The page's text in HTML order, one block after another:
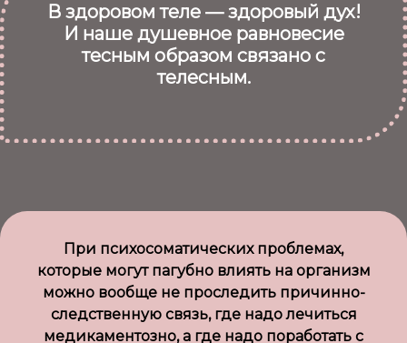
В здоровом теле — здоровый дух!
И наше душевное равновесие
тесным образом связано с
телесным.
При психосоматических проблемах,
которые могут пагубно влиять на организм
можно вообще не проследить причинно-
следственную связь, где надо лечиться
медикаментозно, а где надо поработать с